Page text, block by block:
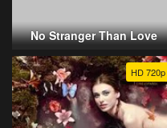
No Stranger Than Love
HD 720p